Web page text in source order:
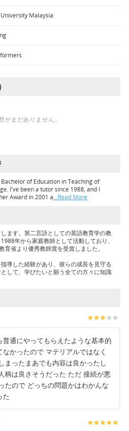
Malaysia
がまだありません。
of Education in Teaching of
I've been a tutor since 1988, and I
Award in 2001 a…Read More
ます。第二言語としての英語教育学の教
年から家庭教師として活動しており、
省より優秀教師賞を受賞しました。
導した経験があり、彼らの成長を見守る
して、学びたいと願う全ての方々に知識
通にやってもらえたような基本的
かったので マテリアルではなく
まったまあでも内容は良かったし
柄は良さそうだった ただ 接続が悪
たので どっちの問題かはわかんな
た